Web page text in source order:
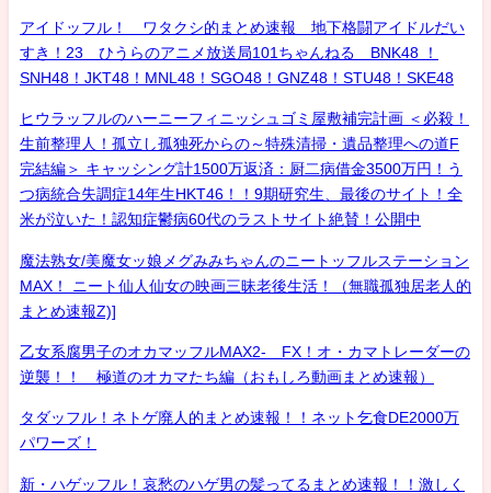
アイドッフル！ ワタクシ的まとめ速報 地下格闘アイドルだい
すき！23 ひうらのアニメ放送局101ちゃんねる BNK48 ！
SNH48！JKT48！MNL48！SGO48！GNZ48！STU48！SKE48
ヒウラッフルのハーニーフィニッシュゴミ屋敷補完計画 ＜必殺！
生前整理人！孤立し孤独死からの～特殊清掃・遺品整理への道F
完結編＞ キャッシング計1500万返済：厨二病借金3500万円！う
つ病統合失調症14年生HKT46！！9期研究生、最後のサイト！全
米が泣いた！認知症鬱病60代のラストサイト絶賛！公開中
魔法熟女/美魔女ッ娘メグみみちゃんのニートッフルステーション
MAX！ ニート仙人仙女の映画三昧老後生活！（無職孤独居老人的
まとめ速報Z)]
乙女系腐男子のオカマッフルMAX2- FX！オ・カマトレーダーの
逆襲！！ 極道のオカマたち編（おもしろ動画まとめ速報）
タダッフル！ネトゲ廃人的まとめ速報！！ネット乞食DE2000万
パワーズ！
新・ハゲッフル！哀愁のハゲ男の髪ってるまとめ速報！！激しく